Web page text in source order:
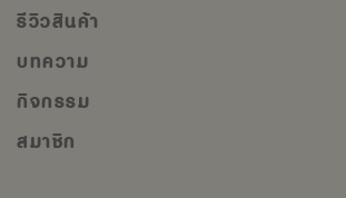
รีวิวสินค้า
บทความ
กิจกรรม
สมาชิก